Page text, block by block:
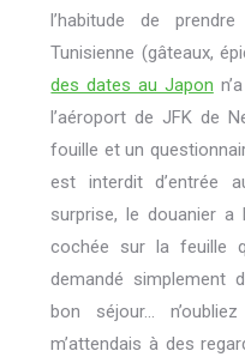
l’habitude de
Tunisienne (gâteaux,
des dates au Japon
l’aéroport de JFK de
fouille et un
est interdit d’entrée
surprise, le douanier
cochée sur la feuille
demandé simplement
bon séjour…
m’attendais à des